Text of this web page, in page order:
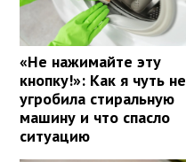
«Не нажимайте эту
кнопку!»: Как я чуть не
угробила стиральную
машину и что спасло
ситуацию